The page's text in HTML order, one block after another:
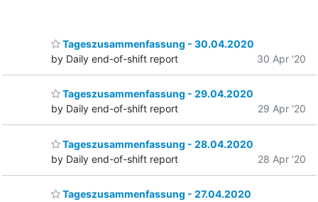
Tageszusammenfassung - 30.04.2020
by Daily end-of-shift report
30 Apr '20
Tageszusammenfassung - 29.04.2020
by Daily end-of-shift report
29 Apr '20
Tageszusammenfassung - 28.04.2020
by Daily end-of-shift report
28 Apr '20
Tageszusammenfassung - 27.04.2020